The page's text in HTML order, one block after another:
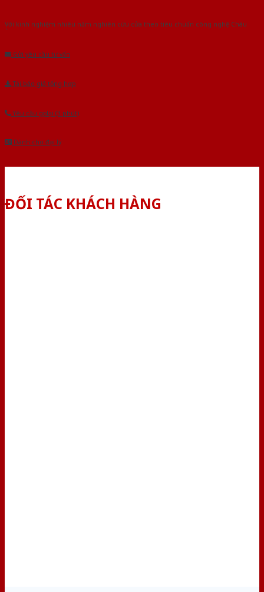
Với kinh nghiệm nhiêu năm nghiên cứu cửa theo tiêu chuẩn công nghệ Châu
Gửi yêu cầu tư vấn
Tải báo giá tổng hợp
Yêu cầu gọi lại (3 phút)
Dành cho đại lý
ĐỐI TÁC KHÁCH HÀNG